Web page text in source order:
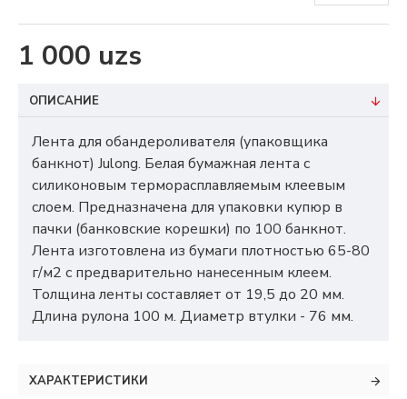
1 000 uzs
ОПИСАНИЕ
Лента для обандероливателя (упаковщика
банкнот) Julong. Белая бумажная лента с
силиконовым терморасплавляемым клеевым
слоем. Предназначена для упаковки купюр в
пачки (банковские корешки) по 100 банкнот.
Лента изготовлена из бумаги плотностью 65-80
г/м2 с предварительно нанесенным клеем.
Толщина ленты составляет от 19,5 до 20 мм.
Длина рулона 100 м. Диаметр втулки - 76 мм.
ХАРАКТЕРИСТИКИ